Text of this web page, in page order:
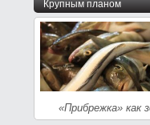
Крупным планом
«Прибрежка» как